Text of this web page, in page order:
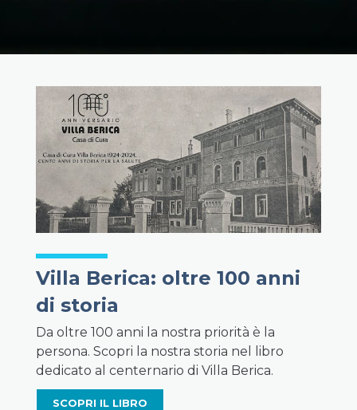
Villa Berica: oltre 100 anni
di storia
Da oltre 100 anni la nostra priorità è la
persona. Scopri la nostra storia nel libro
dedicato al centernario di Villa Berica.
SCOPRI IL LIBRO